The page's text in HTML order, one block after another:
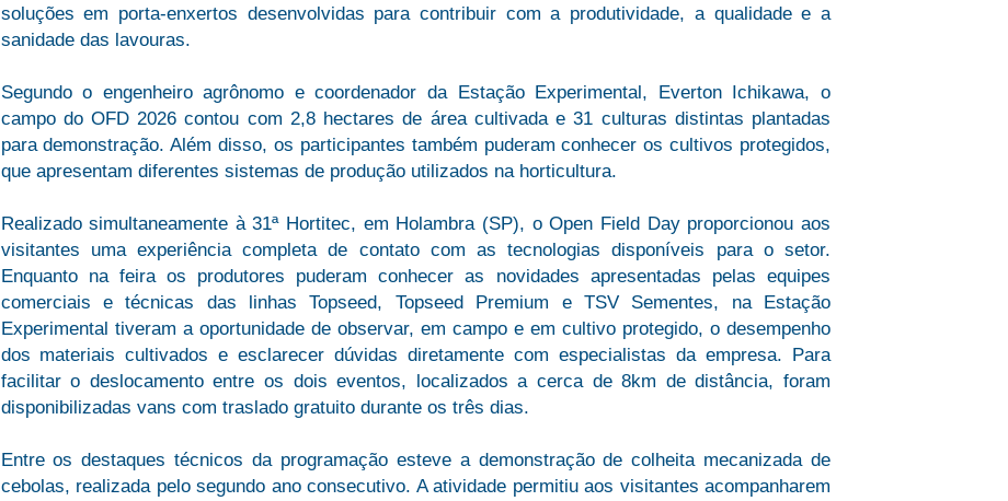
soluções em porta-enxertos desenvolvidas para contribuir com a produtividade, a qualidade e a
sanidade das lavouras.
Segundo o engenheiro agrônomo e coordenador da Estação Experimental, Everton Ichikawa, o
campo do OFD 2026 contou com 2,8 hectares de área cultivada e 31 culturas distintas plantadas
para demonstração. Além disso, os participantes também puderam conhecer os cultivos protegidos,
que apresentam diferentes sistemas de produção utilizados na horticultura.
Realizado simultaneamente à 31ª Hortitec, em Holambra (SP), o Open Field Day proporcionou aos
visitantes uma experiência completa de contato com as tecnologias disponíveis para o setor.
Enquanto na feira os produtores puderam conhecer as novidades apresentadas pelas equipes
comerciais e técnicas das linhas Topseed, Topseed Premium e TSV Sementes, na Estação
Experimental tiveram a oportunidade de observar, em campo e em cultivo protegido, o desempenho
dos materiais cultivados e esclarecer dúvidas diretamente com especialistas da empresa. Para
facilitar o deslocamento entre os dois eventos, localizados a cerca de 8km de distância, foram
disponibilizadas vans com traslado gratuito durante os três dias.
Entre os destaques técnicos da programação esteve a demonstração de colheita mecanizada de
cebolas, realizada pelo segundo ano consecutivo. A atividade permitiu aos visitantes acompanharem